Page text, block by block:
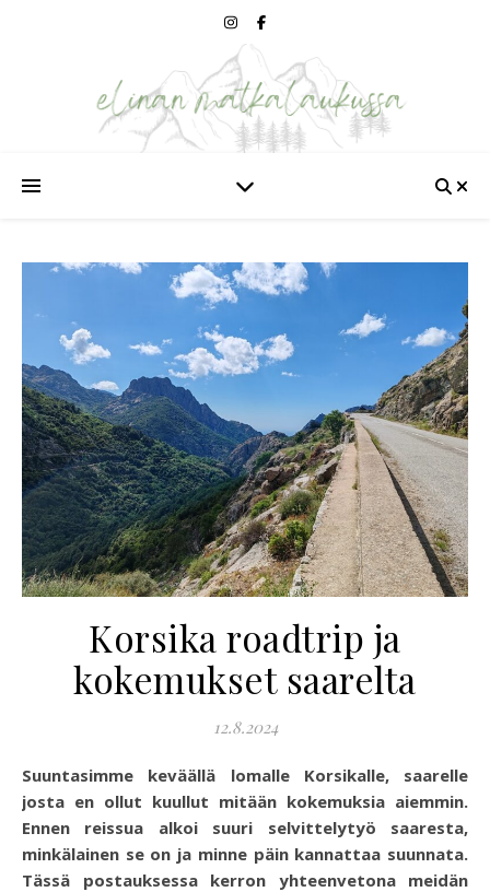
Korsika roadtrip ja
kokemukset saarelta
12.8.2024
Suuntasimme keväällä lomalle Korsikalle, saarelle
josta en ollut kuullut mitään kokemuksia aiemmin.
Ennen reissua alkoi suuri selvittelytyö saaresta,
minkälainen se on ja minne päin kannattaa suunnata.
Tässä postauksessa kerron yhteenvetona meidän